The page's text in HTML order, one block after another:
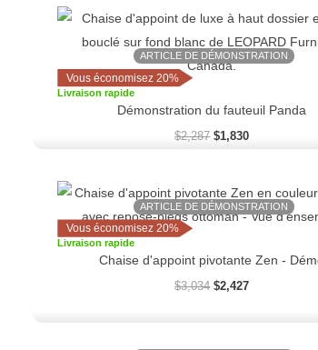
Vous économisez 20%
ARTICLE DE DÉMONSTRATION
Livraison rapide
Démonstration du fauteuil Panda
$2,287
initial
était :
$2,287.
$1,830
Le
actuel
est :
Vous économisez 20%
ARTICLE DE DÉMONSTRATION
Livraison rapide
Chaise d'appoint pivotante Zen -
$3,034
Le
prix
initial
$2,427
prix
actuel